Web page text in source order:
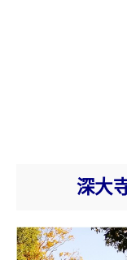
深大